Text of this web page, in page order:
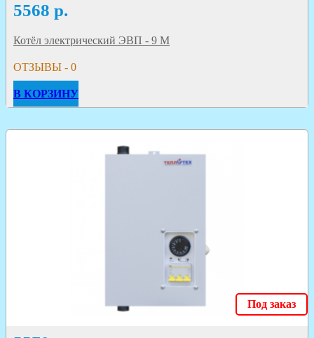
5568 р.
Котёл электрический ЭВП - 9 М
ОТЗЫВЫ - 0
В КОРЗИНУ
Под заказ